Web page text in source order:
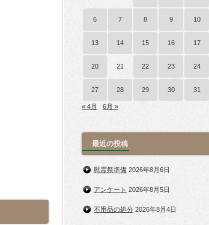
6 7 8 9 10
13 14 15 16 17
20 21 22 23 24
27 28 29 30 31
« 4月 6月 »
最近の投稿
慰霊祭準備 2026年8月6日
アンケート 2026年8月5日
不用品の処分 2026年8月4日